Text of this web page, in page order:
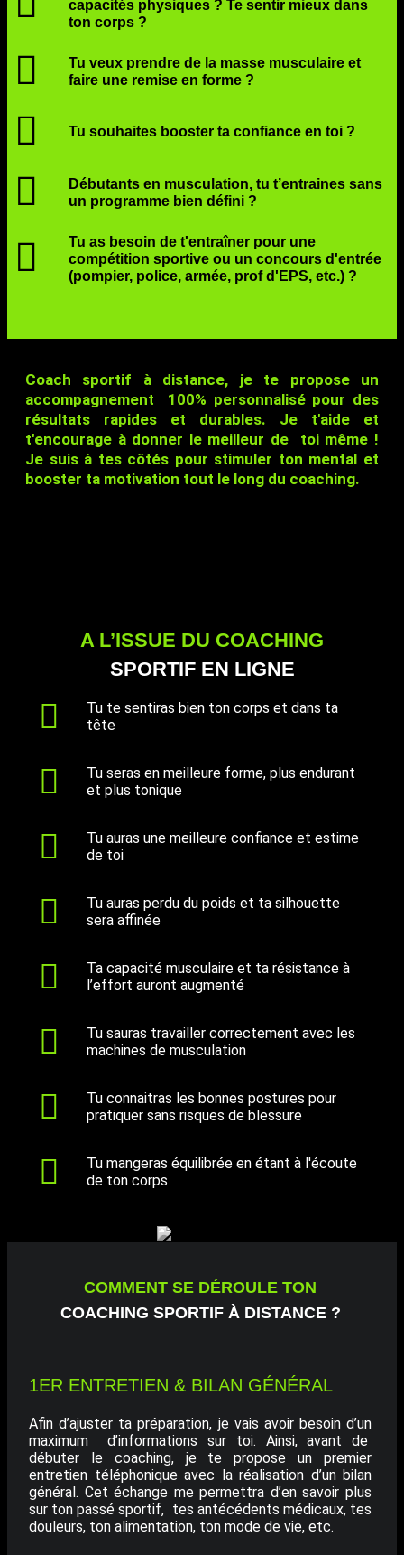
capacités physiques ? Te sentir mieux dans
ton corps ?
Tu veux prendre de la masse musculaire et
faire une remise en forme ?
Tu souhaites booster ta confiance en toi ?
Débutants en musculation, tu t’entraines sans
un programme bien défini ?
Tu as besoin de t'entraîner pour une
compétition sportive ou un concours d'entrée
(pompier, police, armée, prof d'EPS, etc.) ?
Coach sportif à distance, je te propose un
accompagnement 100% personnalisé pour des
résultats rapides et durables. Je t'aide et
t'encourage à donner le meilleur de toi même !
Je suis à tes côtés pour stimuler ton mental et
booster ta motivation tout le long du coaching.
A L’ISSUE DU COACHING
SPORTIF EN LIGNE
Tu te sentiras bien ton corps et dans ta
tête
Tu seras en meilleure forme, plus endurant
et plus tonique
Tu auras une meilleure confiance et estime
de toi
Tu auras perdu du poids et ta silhouette
sera affinée
Ta capacité musculaire et ta résistance à
l’effort auront augmenté
Tu sauras travailler correctement avec les
machines de musculation
Tu connaitras les bonnes postures pour
pratiquer sans risques de blessure
Tu mangeras équilibrée en étant à l'écoute
de ton corps
COMMENT SE DÉROULE TON
COACHING SPORTIF À DISTANCE ?
1ER ENTRETIEN & BILAN GÉNÉRAL
Afin d’ajuster ta préparation, je vais avoir besoin d’un
maximum d’informations sur toi. Ainsi, avant de
débuter le coaching, je te propose un premier
entretien téléphonique avec la réalisation d’un bilan
général. Cet échange me permettra d’en savoir plus
sur ton passé sportif, tes antécédents médicaux, tes
douleurs, ton alimentation, ton mode de vie, etc.